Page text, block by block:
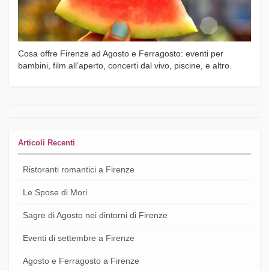
Cosa offre Firenze ad Agosto e Ferragosto: eventi per
bambini, film all’aperto, concerti dal vivo, piscine, e altro.
Articoli Recenti
Ristoranti romantici a Firenze
Le Spose di Mori
Sagre di Agosto nei dintorni di Firenze
Eventi di settembre a Firenze
Agosto e Ferragosto a Firenze